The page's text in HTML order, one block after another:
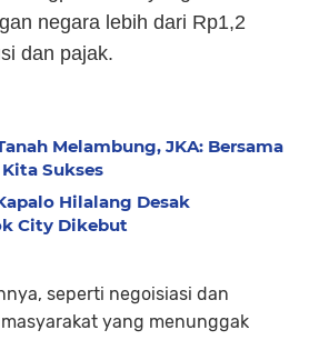
negara lebih dari Rp1,2
dan pajak.
Melambung, JKA: Bersama
Sukses
Hilalang Desak
City Dikebut
seperti negoisiasi dan
yang menunggak